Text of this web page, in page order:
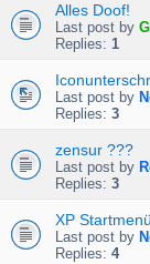
Alles Doof!
Last post by
Replies: 1
Last post by
Replies: 3
zensur ???
Last post by
Replies: 3
XP
Last post by
Replies: 4